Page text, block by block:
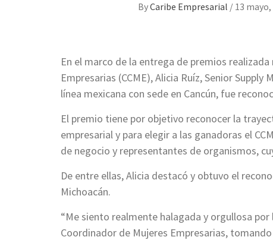
ByCaribe Empresarial / 13 mayo,
En el marco de la entrega de premios
Empresarias (CCME), Alicia Ruíz, Senior
línea mexicana con sede en Cancún, fue
El premio tiene por objetivo reconocer la
empresarial y para elegir a las ganadoras el
de negocio y representantes de organismos,
De entre ellas, Alicia destacó y obtuvo el
Michoacán.
“Me siento realmente halagada y orgullosa
Coordinador de Mujeres Empresarias,